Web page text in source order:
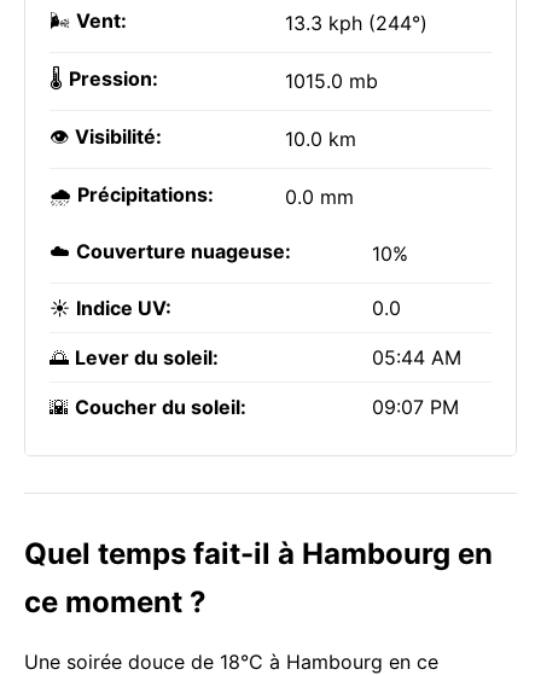
🌬️ Vent: 13.3 kph (244°)
🌡️ Pression: 1015.0 mb
👁️ Visibilité: 10.0 km
🌧️ Précipitations: 0.0 mm
☁️ Couverture nuageuse: 10%
☀️ Indice UV: 0.0
🌅 Lever du soleil: 05:44 AM
🌇 Coucher du soleil: 09:07 PM
Quel temps fait-il à Hambourg en
ce moment ?
Une soirée douce de 18°C à Hambourg en ce